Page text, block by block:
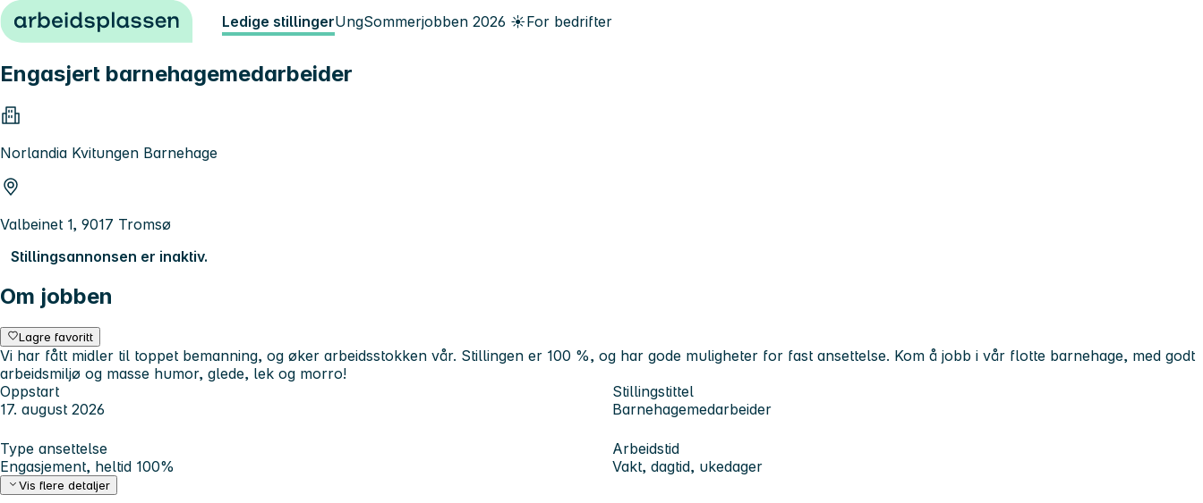
Hopp til innhold Ledige stillingerUngSommerjobben 2026 ☀️For bedrifter
Engasjert barnehagemedarbeider
Norlandia Kvitungen Barnehage
Valbeinet 1, 9017 Tromsø
Stillingsannonsen er inaktiv.
Om jobben
Lagre favoritt
Vi har fått midler til toppet bemanning, og øker arbeidsstokken vår. Stillingen er 100 %, og har gode muligheter for fast ansettelse. Kom å jobb i vår flotte barnehage, med godt
arbeidsmiljø og masse humor, glede, lek og morro!
Oppstart
17. august 2026
Stillingstittel
Barnehagemedarbeider
Type ansettelse
Engasjement, heltid 100%
Arbeidstid
Vakt, dagtid, ukedager
Vis flere detaljer